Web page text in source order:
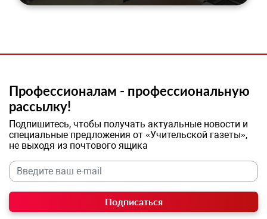
Профессионалам - профессиональную
рассылку!
Подпишитесь, чтобы получать актуальные новости и
специальные предложения от «Учительской газеты»,
не выходя из почтового ящика
Подписаться